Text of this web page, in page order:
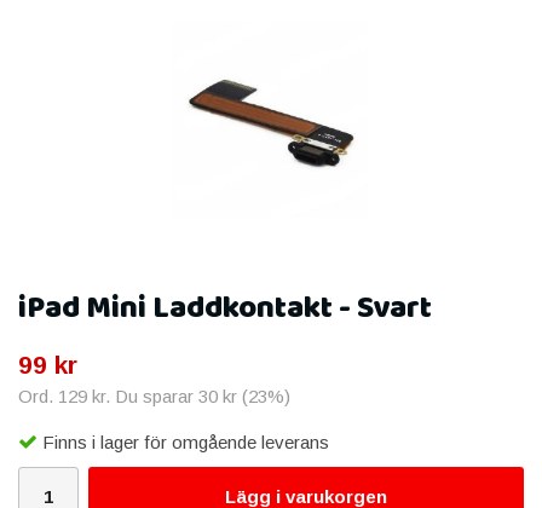
iPad Mini Laddkontakt - Svart
99 kr
Ord. 129 kr. Du sparar 30 kr (23%)
Finns i lager för omgående leverans
Lägg i varukorgen